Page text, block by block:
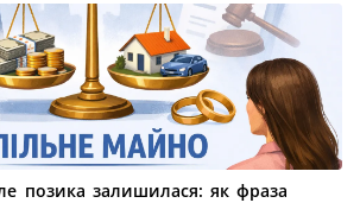
позика залишилася: як фраза